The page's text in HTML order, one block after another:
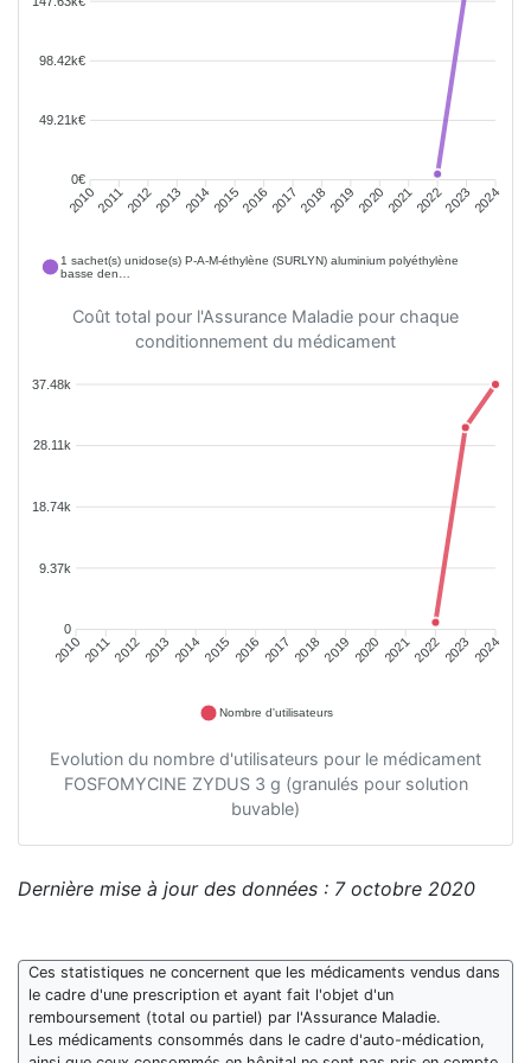
98.42k€
49.21k€
0€
201020112012201320142015201620172018201920202021202220232024
1 sachet(s) unidose(s) P-A-M-éthylène (SURLYN) aluminium polyéthylène
basse den…
Coût total pour l'Assurance Maladie pour chaque
conditionnement du médicament
37.48k
28.11k
18.74k
9.37k
0
2010201120122013 20142015 2016 2017 20182019 2020 202120222023 2024
Nombre d'utilisateurs
Evolution du nombre d'utilisateurs pour le médicament
FOSFOMYCINE ZYDUS 3 g (granulés pour solution
buvable)
Dernière mise à jour des données : 7 octobre 2020
Ces statistiques ne concernent que les médicaments vendus dans
le cadre d'une prescription et ayant fait l'objet d'un
remboursement (total ou partiel) par l'Assurance Maladie.
Les médicaments consommés dans le cadre d'auto-médication,